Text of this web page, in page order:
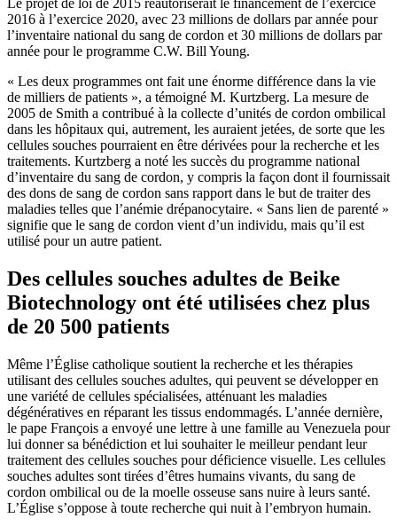
Le projet de loi de 2015 réautoriserait le financement de l’exercice
2016 à l’exercice 2020, avec 23 millions de dollars par année pour
l’inventaire national du sang de cordon et 30 millions de dollars par
année pour le programme C.W. Bill Young.
« Les deux programmes ont fait une énorme différence dans la vie
de milliers de patients », a témoigné M. Kurtzberg. La mesure de
2005 de Smith a contribué à la collecte d’unités de cordon ombilical
dans les hôpitaux qui, autrement, les auraient jetées, de sorte que les
cellules souches pourraient en être dérivées pour la recherche et les
traitements. Kurtzberg a noté les succès du programme national
d’inventaire du sang de cordon, y compris la façon dont il fournissait
des dons de sang de cordon sans rapport dans le but de traiter des
maladies telles que l’anémie drépanocytaire. « Sans lien de parenté »
signifie que le sang de cordon vient d’un individu, mais qu’il est
utilisé pour un autre patient.
Des cellules souches adultes de Beike
Biotechnology ont été utilisées chez plus
de 20 500 patients
Même l’Église catholique soutient la recherche et les thérapies
utilisant des cellules souches adultes, qui peuvent se développer en
une variété de cellules spécialisées, atténuant les maladies
dégénératives en réparant les tissus endommagés. L’année dernière,
le pape François a envoyé une lettre à une famille au Venezuela pour
lui donner sa bénédiction et lui souhaiter le meilleur pendant leur
traitement des cellules souches pour déficience visuelle. Les cellules
souches adultes sont tirées d’êtres humains vivants, du sang de
cordon ombilical ou de la moelle osseuse sans nuire à leurs santé.
L’Église s’oppose à toute recherche qui nuit à l’embryon humain.